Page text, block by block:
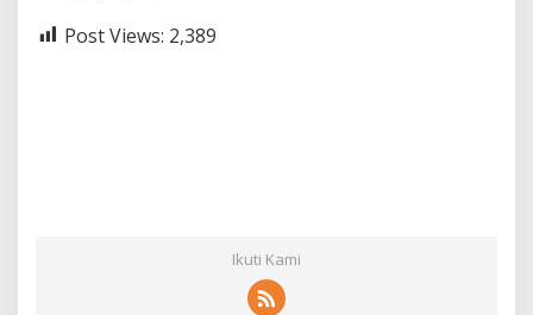
Post Views: 2,389
Ikuti Kami